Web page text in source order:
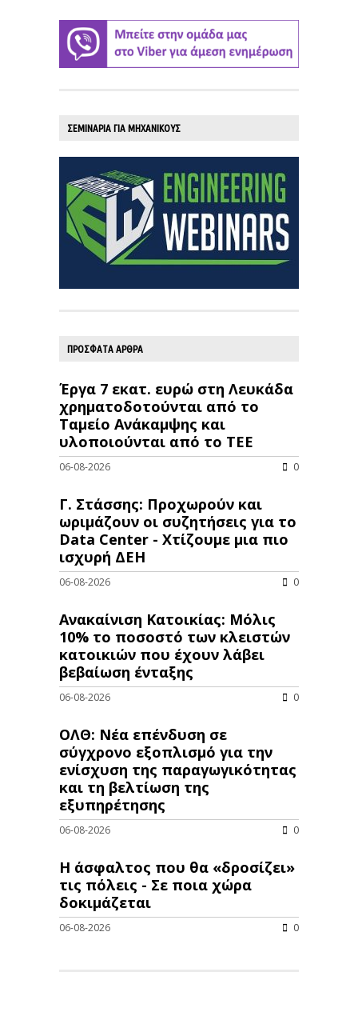
ΣΕΜΙΝΑΡΙΑ ΓΙΑ ΜΗΧΑΝΙΚΟΥΣ
ΠΡΟΣΦΑΤΑ ΑΡΘΡΑ
Έργα 7 εκατ. ευρώ στη Λευκάδα
χρηματοδοτούνται από το
Ταμείο Ανάκαμψης και
υλοποιούνται από το ΤΕΕ
06-08-2026 0
Γ. Στάσσης: Προχωρούν και
ωριμάζουν οι συζητήσεις για το
Data Center - Χτίζουμε μια πιο
ισχυρή ΔΕΗ
06-08-2026 0
Ανακαίνιση Κατοικίας: Μόλις
10% το ποσοστό των κλειστών
κατοικιών που έχουν λάβει
βεβαίωση ένταξης
06-08-2026 0
ΟΛΘ: Νέα επένδυση σε
σύγχρονο εξοπλισμό για την
ενίσχυση της παραγωγικότητας
και τη βελτίωση της
εξυπηρέτησης
06-08-2026 0
Η άσφαλτος που θα «δροσίζει»
τις πόλεις - Σε ποια χώρα
δοκιμάζεται
06-08-2026 0